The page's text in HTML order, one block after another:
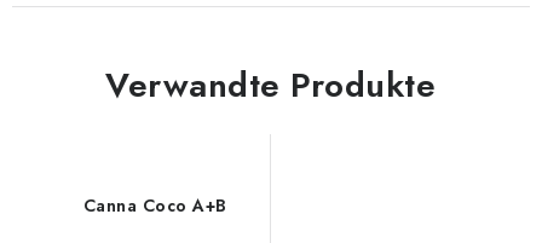
Verwandte Produkte
Canna Coco A+B